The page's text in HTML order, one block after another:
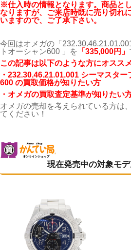
※仕入時の情報となります。商品と
なりますが、ご来店時既に売り切れ
いますので、ご了承下さい。
今回はオメガの「
トオーシャン600 」を
「335,000円 」
こ の記事は以下のような方にオスス
・232.30.46.21.01.001 シーマスタ
600 の買取価格が知りたい方
・オメガの買取査定基準が知りたい
オメガの売却を考えられている方は
てください！
現在発売中の対象モ